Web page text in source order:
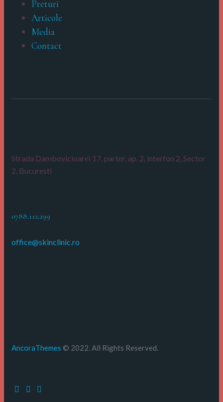
Preturi
Articole
Media
Contact
Strada Dambovicioarei 17, parter, ap. 2, interfon 2, Sector
2, Bucuresti
0788.112.299
office@skinclinic.ro
AncoraThemes © 2022. All Rights Reserved.